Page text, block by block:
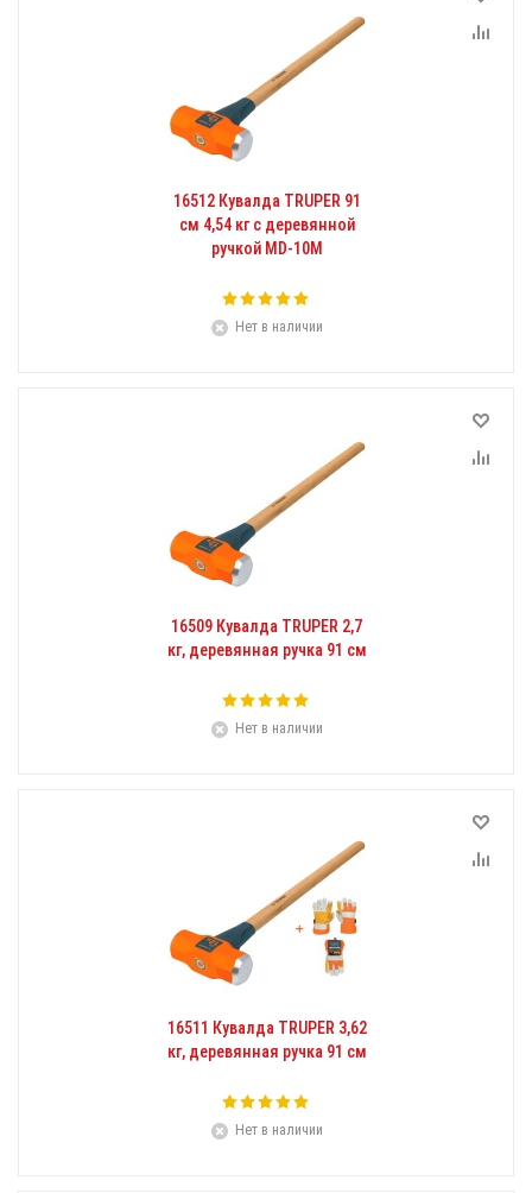
16512 Кувалда TRUPER 91
см 4,54 кг с деревянной
ручкой MD-10M
Нет в наличии
16509 Кувалда TRUPER 2,7
кг, деревянная ручка 91 см
Нет в наличии
16511 Кувалда TRUPER 3,62
кг, деревянная ручка 91 см
Нет в наличии